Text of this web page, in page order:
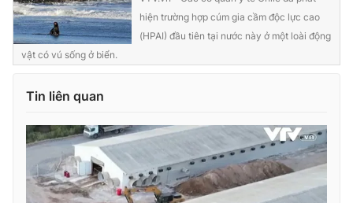
hiện trường hợp cúm gia cầm độc lực cao
(HPAI) đầu tiên tại nước này ở một loài động
vật có vú sống ở biển.
Tin liên quan